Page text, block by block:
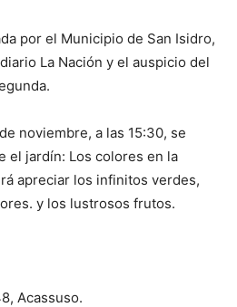
por el Municipio de San Isidro,
La Nación y el auspicio del
noviembre, a las 15:30, se
el jardín: Los colores en la
apreciar los infinitos verdes,
y los lustrosos frutos.
Acassuso.